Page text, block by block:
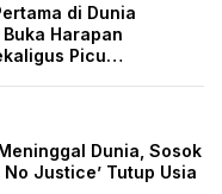
di Dunia
Harapan
Picu
Dunia, Sosok
Justice’ Tutup Usia